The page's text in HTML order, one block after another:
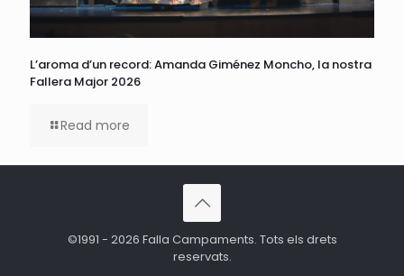
L’aroma d’un record: Amanda Giménez Moncho, la nostra
Fallera Major 2026
Read more
©1991 - 2026 Falla Campaments. Tots els drets
reservats.